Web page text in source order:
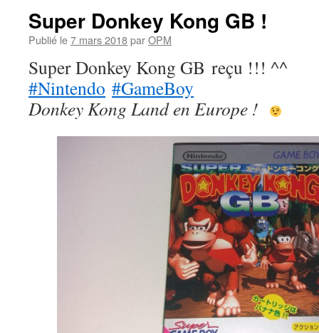
Super Donkey Kong GB !
Publié le7 mars 2018parOPM
Super Donkey Kong GB reçu !!! ^^
#Nintendo #GameBoy
Donkey Kong Land en Europe !